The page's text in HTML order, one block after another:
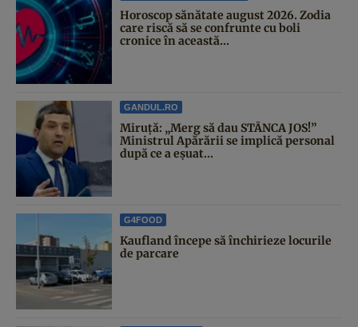
Horoscop sănătate august 2026. Zodia
care riscă să se confrunte cu boli
cronice în această...
GANDUL.RO
Miruță: „Merg să dau STÂNCA JOS!”
Ministrul Apărării se implică personal
după ce a eșuat...
G4FOOD
Kaufland începe să închirieze locurile
de parcare